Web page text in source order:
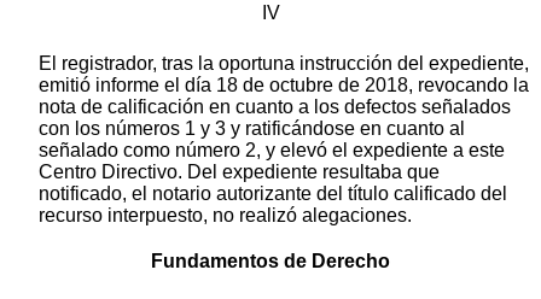
IV
El registrador, tras la oportuna instrucción del expediente,
emitió informe el día 18 de octubre de 2018, revocando la
nota de calificación en cuanto a los defectos señalados
con los números 1 y 3 y ratificándose en cuanto al
señalado como número 2, y elevó el expediente a este
Centro Directivo. Del expediente resultaba que
notificado, el notario autorizante del título calificado del
recurso interpuesto, no realizó alegaciones.
Fundamentos de Derecho